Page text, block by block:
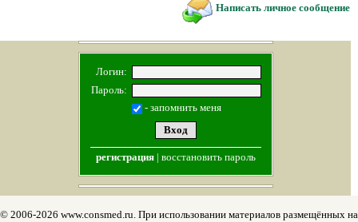
Написать личное сообщение
Логин:
Пароль:
- запомнить меня
регистрация| восстановить пароль
© 2006-2026 www.consmed.ru. При использовании материалов размещённых на